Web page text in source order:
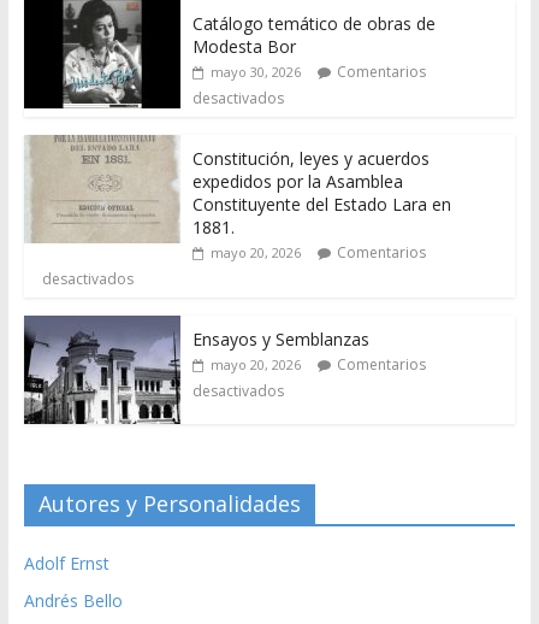
Catálogo temático de obras de
Modesta Bor
mayo 30, 2026
Comentarios
desactivados
Constitución, leyes y acuerdos
expedidos por la Asamblea
Constituyente del Estado Lara en
1881.
mayo 20, 2026
Comentarios
desactivados
Ensayos y Semblanzas
mayo 20, 2026
Comentarios
desactivados
Autores y Personalidades
Adolf Ernst
Andrés Bello